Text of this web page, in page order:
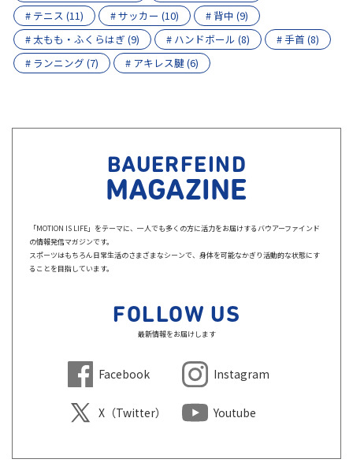
# テニス (11)
# サッカー (10)
# 背中 (9)
# 太もも・ふくらはぎ (9)
# ハンドボール (8)
# 手首 (8)
# ランニング (7)
# アキレス腱 (6)
BAUERFEIND
MAGAZINE
「MOTION IS LIFE」をテーマに、一人でも多くの方に活力をお届けするバウアーファインド
の情報発信マガジンです。
スポーツはもちろん日常生活のさまざまなシーンで、身体を可能なかぎり活動的な状態にす
ることを目指しています。
FOLLOW US
最新情報をお届けします
Facebook Instagram
X（Twitter） Youtube